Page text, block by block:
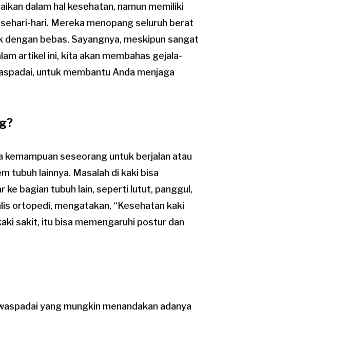
dalam hal kesehatan, namun memiliki
hari. Mereka menopang seluruh berat
bebas. Sayangnya, meskipun sangat
artikel ini, kita akan membahas gejala-
untuk membantu Anda menjaga
seseorang untuk berjalan atau
tubuh lainnya. Masalah di kaki bisa
ke bagian tubuh lain, seperti lutut, panggul,
ortopedi, mengatakan, “Kesehatan kaki
sakit, itu bisa memengaruhi postur dan
yang mungkin menandakan adanya